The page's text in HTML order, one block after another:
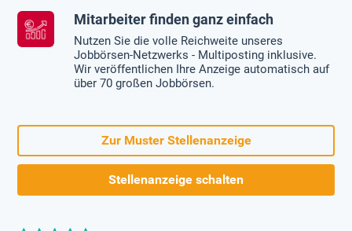
Mitarbeiter finden ganz einfach
Nutzen Sie die volle Reichweite unseres
Jobbörsen-Netzwerks - Multiposting inklusive.
Wir veröffentlichen Ihre Anzeige automatisch auf
über 70 großen Jobbörsen.
Zur Muster Stellenanzeige
Stellenanzeige schalten